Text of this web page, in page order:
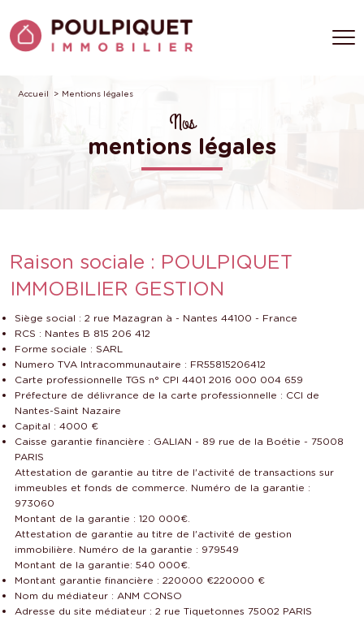
Accueil Mentions légales
Nos
mentions légales
Raison sociale : POULPIQUET
IMMOBILIER GESTION
Siège social : 2 rue Mazagran à - Nantes 44100 - France
RCS : Nantes B 815 206 412
Forme sociale : SARL
Numero TVA Intracommunautaire : FR55815206412
Carte professionnelle TGS n° CPI 4401 2016 000 004 659
Préfecture de délivrance de la carte professionnelle : CCI de
Nantes-Saint Nazaire
Capital : 4000 €
Caisse garantie financière : GALIAN - 89 rue de la Boétie - 75008
PARIS
Attestation de garantie au titre de l'activité de transactions sur
immeubles et fonds de commerce. Numéro de la garantie :
973060
Montant de la garantie : 120 000€.
Attestation de garantie au titre de l'activité de gestion
immobilière. Numéro de la garantie : 979549
Montant de la garantie: 540 000€.
Montant garantie financière : 220000 €220000 €
Nom du médiateur : ANM CONSO
Adresse du site médiateur : 2 rue Tiquetonnes 75002 PARIS